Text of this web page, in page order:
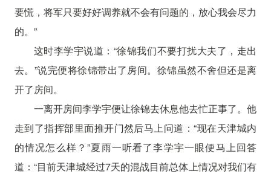
要慌，将军只要好好调养就不会有问题的，放心我会尽力
的。”
这时李学宇说道：“徐锦我们不要打扰大夫了，走出
去。”说完便将徐锦带出了房间。徐锦虽然不舍但还是离
开了房间。
一离开房间李学宇便让徐锦去休息他去忙正事了。他
走到了指挥部里面推开门然后马上问道：“现在天津城内
的情况怎么样？”夏雨一听看了李学宇一眼便马上回答
道：“目前天津城经过7天的混战目前总体上情况对我们有